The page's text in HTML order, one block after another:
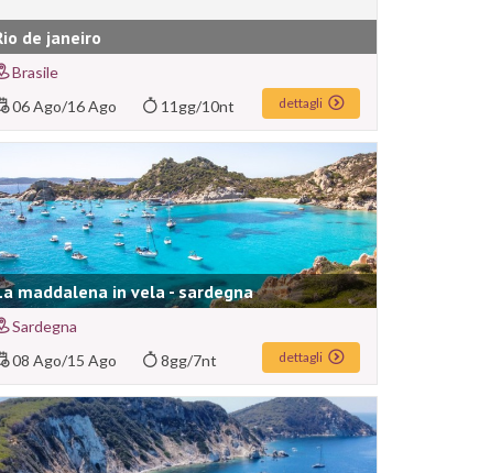
de janeiro
Brasile
06 Ago/16 Ago 11gg/10nt dettagli
maddalena in vela - sardegna
Sardegna
08 Ago/15 Ago 8gg/7nt dettagli